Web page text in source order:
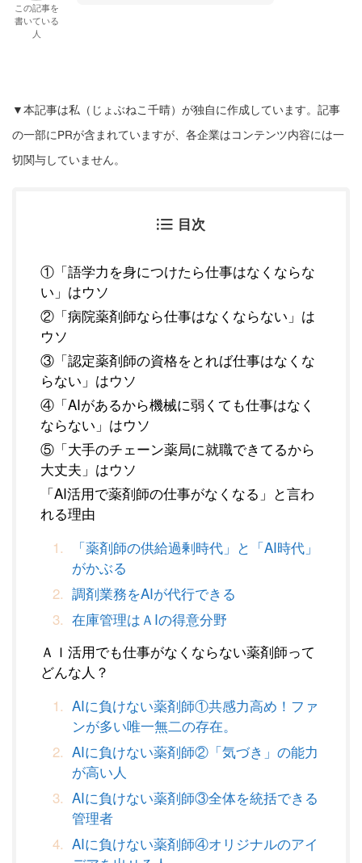
この記事を
書いている
人
▼本記事は私（じょぶねこ千晴）が独自に作成しています。記事
の一部にPRが含まれていますが、各企業はコンテンツ内容には一
切関与していません。
目次
①「語学力を身につけたら仕事はなくならな
い」はウソ
②「病院薬剤師なら仕事はなくならない」は
ウソ
③「認定薬剤師の資格をとれば仕事はなくな
らない」はウソ
④「AIがあるから機械に弱くても仕事はなく
ならない」はウソ
⑤「大手のチェーン薬局に就職できてるから
大丈夫」はウソ
「AI活用で薬剤師の仕事がなくなる」と言わ
れる理由
「薬剤師の供給過剰時代」と「AI時代」
がかぶる
調剤業務をAIが代行できる
在庫管理はＡIの得意分野
ＡＩ活用でも仕事がなくならない薬剤師って
どんな人？
AIに負けない薬剤師①共感力高め！ファ
ンが多い唯一無二の存在。
AIに負けない薬剤師②「気づき」の能力
が高い人
AIに負けない薬剤師③全体を統括できる
管理者
AIに負けない薬剤師④オリジナルのアイ